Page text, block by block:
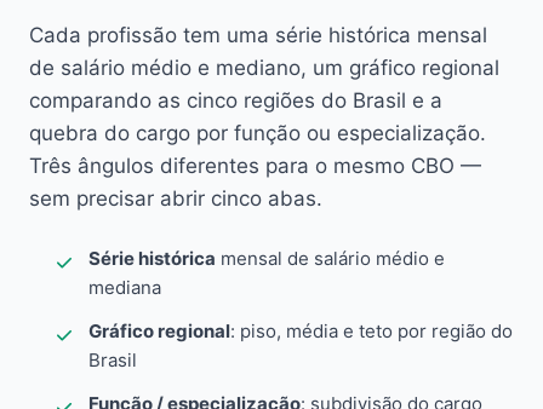
Cada profissão tem uma série histórica mensal
de salário médio e mediano, um gráfico regional
comparando as cinco regiões do Brasil e a
quebra do cargo por função ou especialização.
Três ângulos diferentes para o mesmo CBO —
sem precisar abrir cinco abas.
Série histórica mensal de salário médio e
mediana
Gráfico regional: piso, média e teto por região do
Brasil
Função / especialização: subdivisão do cargo